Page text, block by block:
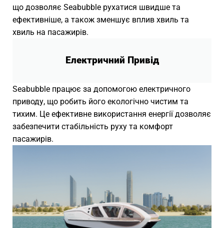
що дозволяє Seabubble рухатися швидше та
ефективніше, а також зменшує вплив хвиль та
хвиль на пасажирів.
Електричний Привід
Seabubble працює за допомогою електричного
приводу, що робить його екологічно чистим та
тихим. Це ефективне використання енергії дозволяє
забезпечити стабільність руху та комфорт
пасажирів.